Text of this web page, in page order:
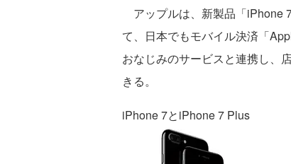
アップルは、新製品「iPhone
て、日本でもモバイル決済「
おなじみのサービスと連携し、
きる。
iPhone 7とiPhone 7 Plus